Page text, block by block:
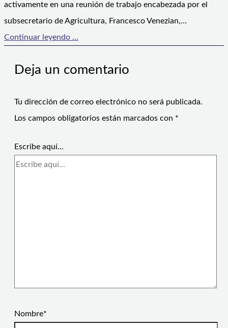
activamente en una reunión de trabajo encabezada por el
subsecretario de Agricultura, Francesco Venezian,…
Continuar leyendo ...
Deja un comentario
Tu dirección de correo electrónico no será publicada.
Los campos obligatorios están marcados con *
Escribe aquí...
Nombre*